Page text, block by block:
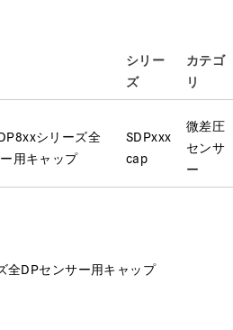
シリー
ズ
カテゴ
リ
シリーズ全
用キャップ
SDPxxx
cap
微差圧
センサ
ー
全DPセンサー用キャップ